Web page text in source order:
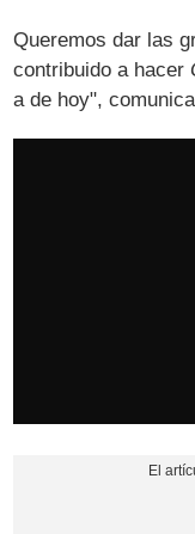
Queremos dar las
contribuido a hacer
a de hoy",